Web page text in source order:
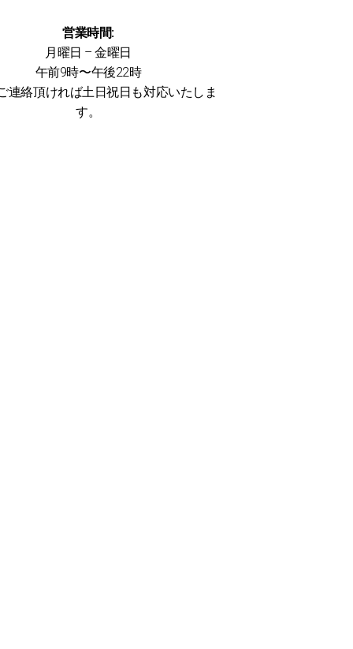
営業時間:
月曜日 – 金曜日
午前9時〜午後22時
連絡頂ければ土日祝日も対応いたしま
す。